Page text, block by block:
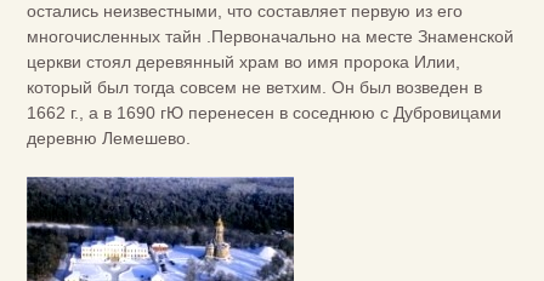
остались неизвестными, что составляет первую из его
многочисленных тайн .Первоначально на месте Знаменской
церкви стоял деревянный храм во имя пророка Илии,
который был тогда совсем не ветхим. Он был возведен в
1662 г., а в 1690 гЮ перенесен в соседнюю с Дубровицами
деревню Лемешево.